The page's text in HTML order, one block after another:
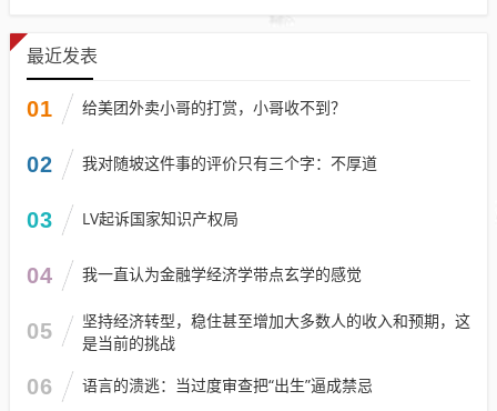
最近发表
01 给美团外卖小哥的打赏，小哥收不到？
02 我对随坡这件事的评价只有三个字：不厚道
03 LV起诉国家知识产权局
04 我一直认为金融学经济学带点玄学的感觉
05
坚持经济转型，稳住甚至增加大多数人的收入和预期，这
是当前的挑战
06 语言的溃逃：当过度审查把“出生”逼成禁忌